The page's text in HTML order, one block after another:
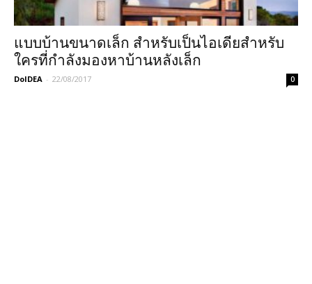
แบบบ้านขนาดเล็ก สำหรับเป็นไอเดียสำหรับ
ใครที่กำลังมองหาบ้านหลังเล็ก
DoIDEA - 22/08/2017 0